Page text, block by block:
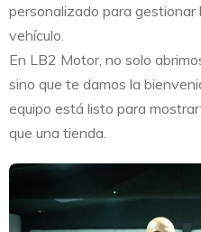
personalizado para gestionar
vehículo.
En LB2 Motor, no solo
sino que te damos la
equipo está listo para
que una tienda.